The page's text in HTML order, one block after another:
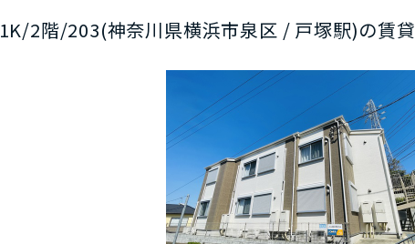
1K/2階/203(神奈川県横浜市泉区 / 戸塚駅)の賃貸